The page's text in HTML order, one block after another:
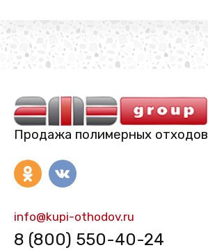
Продажа полимерных отходов
info@kupi-othodov.ru
8 (800) 550-40-24